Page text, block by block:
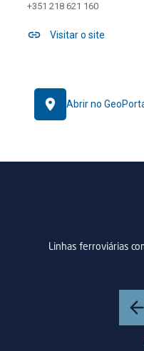
+351 218 621 160
Visitar o site
Abrir no
Linhas ferroviárias